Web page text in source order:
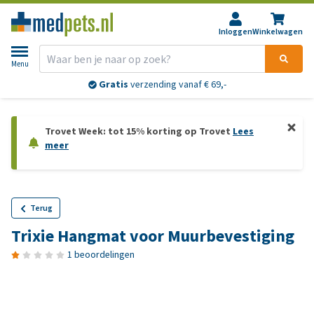
InloggenWinkelwagen
Menu
Gratis verzending vanaf € 69,-
Trovet Week: tot 15% korting op Trovet Lees
meer
Terug
Trixie Hangmat voor Muurbevestiging
1 beoordelingen